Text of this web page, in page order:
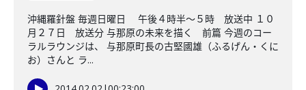
沖縄羅針盤 毎週日曜日 午後４時半～５時 放送中 １０
月２７日 放送分 与那原の未来を描く 前篇 今週のコー
ラルラウンジは、 与那原町長の古堅國雄（ふるげん・くに
お）さんと ラ...